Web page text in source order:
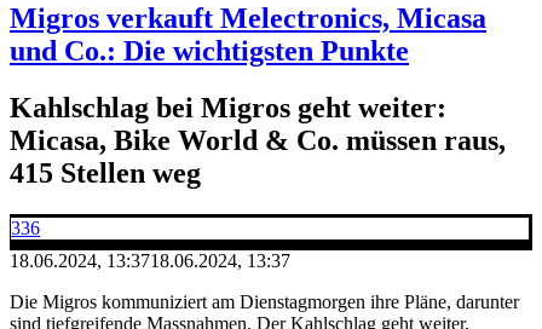
Migros verkauft Melectronics, Micasa
und Co.: Die wichtigsten Punkte
Kahlschlag bei Migros geht weiter:
Micasa, Bike World & Co. müssen raus,
415 Stellen weg
336
18.06.2024, 13:3718.06.2024, 13:37
Die Migros kommuniziert am Dienstagmorgen ihre Pläne, darunter
sind tiefgreifende Massnahmen. Der Kahlschlag geht weiter.